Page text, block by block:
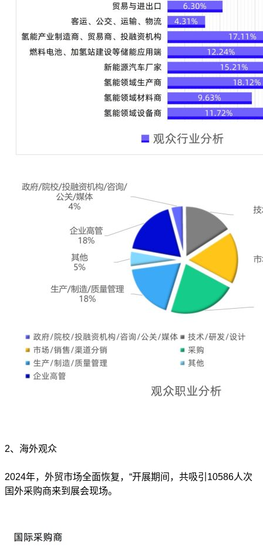
2、海外观众
2024年，外贸市场全面恢复，“开展期间，共吸引10586人次
国外采购商来到展会现场。